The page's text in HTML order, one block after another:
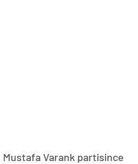
Mustafa Varank partisince